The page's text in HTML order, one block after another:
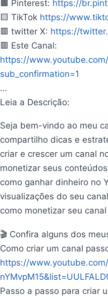
🟫 Pinterest: https://
🟨 TikTok https://
🟥 twitter X: https://
🟥 Este Canal:
https://
sub_confirmation=1
…
Leia a Descrição:
Seja bem-vindo ao meu
compartilho dicas e
criar e crescer um canal
monetizar seus
como ganhar dinheiro no
visualizações do seu
como monetizar seu
🎬 Confira alguns dos
Como criar um canal
https://
Passo a passo para criar